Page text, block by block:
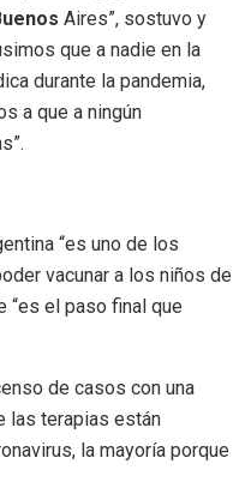
Aires”, sostuvo y
que a nadie en la
durante la pandemia,
a que a ningún
“es uno de los
vacunar a los niños de
“es el paso final que
de casos con una
las terapias están
la mayoría porque